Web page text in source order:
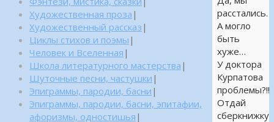
расстались.
А могло
быть
хуже…
У доктора
Курпатова
проблемы?!!
Отдай
сберкнижку
Художественная проза |
Художественный рассказ |
Циклы стихов и поэмы |
Человек и Вселенная |
Школа литературного мастерства |
Шуточные песни, частушки |
Эпиграммы, пародии, басни |
Эпиграммы, пародии, басни, эпитафии,
афоризмы, одностишья |